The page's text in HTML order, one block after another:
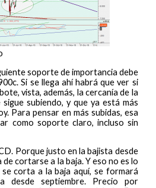
soporte de importancia debe
Si se llega ahí habrá que ver si
vista, además, la cercanía de la
subiendo, y que ya está más
Para pensar en más subidas, esa
como soporte claro, incluso sin
Porque justo en la bajista desde
de cortarse a la baja. Y eso no es lo
corta a la baja aquí, se formará
desde septiembre. Precio por